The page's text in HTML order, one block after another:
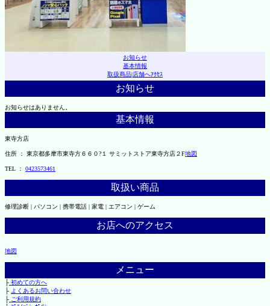
お知らせ
基本情報
取扱商品|店舗へｱｸｾｽ
お知らせ
お知らせはありません。
基本情報
東寺方店
住所 ： 東京都多摩市東寺方６６０?１ サミットストア東寺方店２F地図
TEL ： 0423573461
取扱い商品
修理診断 | パソコン | 携帯電話 | 家電 | エアコン | ゲーム
お店へのアクセス
地図
メニュー
├初めての方へ
├ よくあるお問い合わせ
├ご利用規約